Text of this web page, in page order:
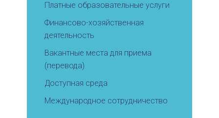
Платные образовательные услуги
Финансово-хозяйственная
деятельность
Вакантные места для приема
(перевода)
Доступная среда
Международное сотрудничество